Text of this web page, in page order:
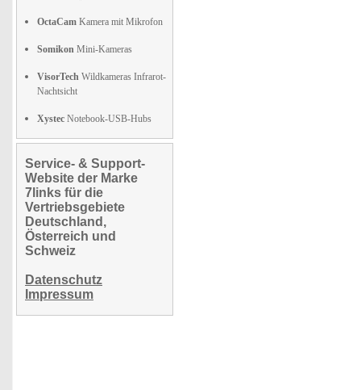
OctaCam Kamera mit Mikrofon
Somikon Mini-Kameras
VisorTech Wildkameras Infrarot-
Nachtsicht
Xystec Notebook-USB-Hubs
Service- & Support-
Website der Marke
7links für die
Vertriebsgebiete
Deutschland,
Österreich und
Schweiz
Datenschutz
Impressum